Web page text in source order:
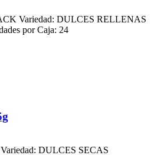
Variedad: DULCES RELLENAS
por Caja: 24
DULCES SECAS